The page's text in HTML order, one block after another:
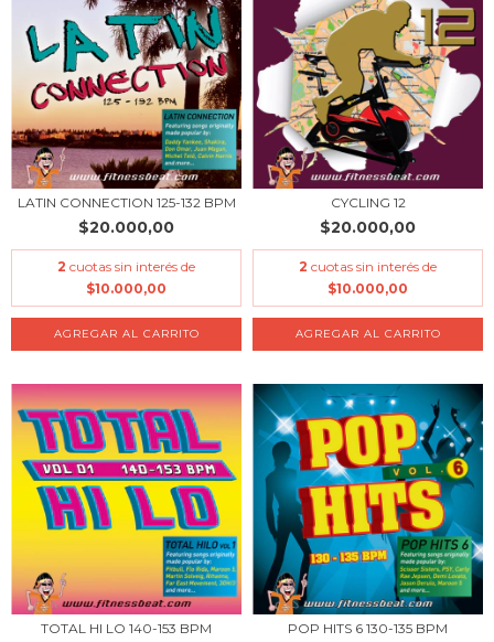
LATIN CONNECTION 125-132 BPM
$20.000,00
2 cuotas sin interés de
$10.000,00
CYCLING 12
$20.000,00
2 cuotas sin interés de
$10.000,00
TOTAL HI LO 140-153 BPM POP HITS 6 130-135 BPM